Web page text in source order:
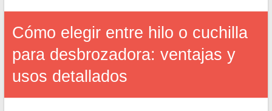
Cómo elegir entre hilo o cuchilla
para desbrozadora: ventajas y
usos detallados